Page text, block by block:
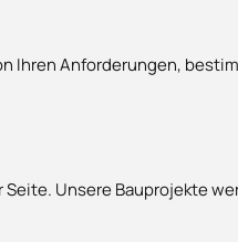
Ihren Anforderungen,
Unsere Bauprojekte